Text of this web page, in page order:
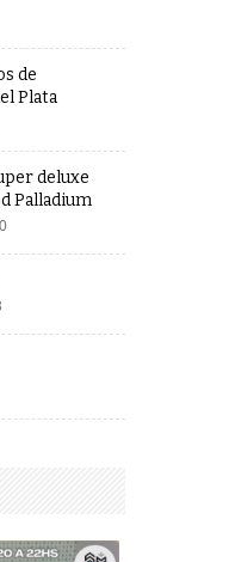
de
Plata
deluxe
Palladium